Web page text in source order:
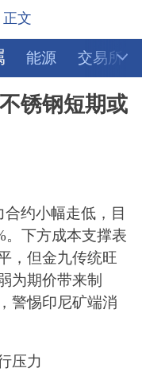
正文
能源 交易所
锈钢短期或
约小幅走低，目
。下方成本支撑表
，但金九传统旺
为期价带来制
警惕印尼矿端消
压力